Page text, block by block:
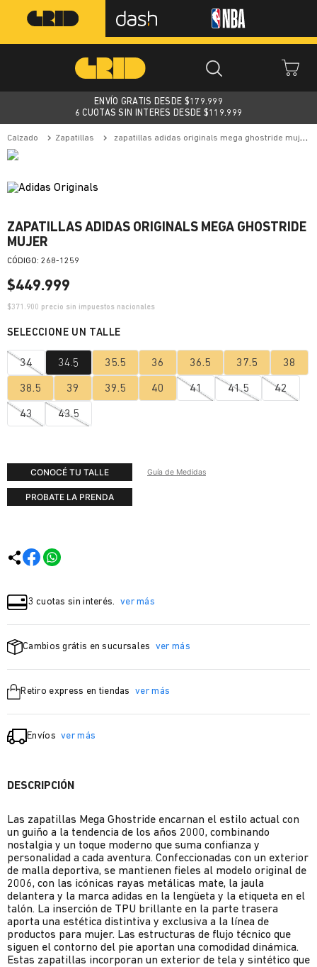
ENVÍO GRATIS DESDE $179.999
6 CUOTAS SIN INTERES DESDE $119.999
calzado zapatillas zapatillas adidas originals mega ghostride mujer
ZAPATILLAS ADIDAS ORIGINALS MEGA GHOSTRIDE
MUJER
: 268-1259
$449.999
$371.900 precio sin impuestos nacionales
34 34.5 35.5 36 36.5 37.5 38
38.5 39 39.5 40 41 41.5 42
43 43.5
CONOCÉ TU TALLE Guía de Medidas
PROBATE LA PRENDA
3 cuotas sin interés. ver más
Cambios grátis en sucursales ver más
Retiro express en tiendas ver más
Envíos ver más
DESCRIPCIÓN
Las zapatillas Mega Ghostride encarnan el estilo actual con
un guiño a la tendencia de los años 2000, combinando
nostalgia y un toque moderno que suma confianza y
personalidad a cada aventura. Confeccionadas con un exterior
de malla deportiva, se mantienen fieles al modelo original de
2006, con las icónicas rayas metálicas mate, la jaula
delantera y la marca adidas en la lengüeta y la etiqueta en el
talón. La inserción de TPU brillante en la parte trasera
aporta una estética distintiva y exclusiva a la línea de
productos para mujer. Las estructuras de flujo técnico que
siguen el contorno del pie aportan una comodidad dinámica.
Estas zapatillas incorporan un exterior de tela y sintético que